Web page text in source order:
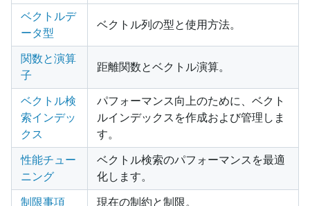
ベクトルデ
ータ型
ベクトル列の型と使用方法。
関数と演算
子
距離関数とベクトル演算。
ベクトル検
索インデッ
クス
パフォーマンス向上のために、ベクト
ルインデックスを作成および管理しま
す。
性能チュー
ニング
ベクトル検索のパフォーマンスを最適
化します。
制限事項
現在の制約と制限。